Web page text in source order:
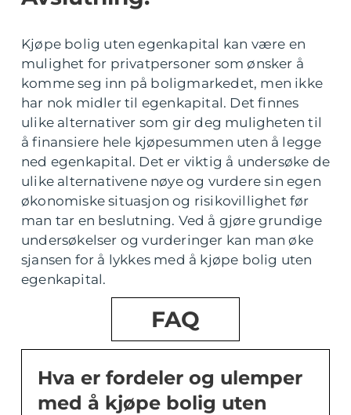
Kjøpe bolig uten egenkapital kan være en
mulighet for privatpersoner som ønsker å
komme seg inn på boligmarkedet, men ikke
har nok midler til egenkapital. Det finnes
ulike alternativer som gir deg muligheten til
å finansiere hele kjøpesummen uten å legge
ned egenkapital. Det er viktig å undersøke de
ulike alternativene nøye og vurdere sin egen
økonomiske situasjon og risikovillighet før
man tar en beslutning. Ved å gjøre grundige
undersøkelser og vurderinger kan man øke
sjansen for å lykkes med å kjøpe bolig uten
egenkapital.
FAQ
Hva er fordeler og ulemper
med å kjøpe bolig uten